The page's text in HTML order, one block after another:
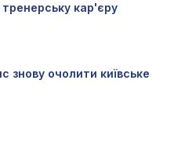
кар'єру
знову очолити київське